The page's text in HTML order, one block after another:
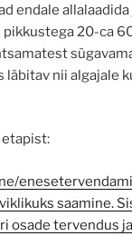
endale allalaadida
pikkustega 20-ca
nii algajale
saamine.
osade tervendus